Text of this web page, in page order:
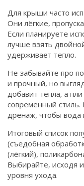
Для крыши часто
Они лёгкие,
Если планируете
лучше взять
удерживает тепло.
Не забывайте про
и прочный, но
добавит тепла, а
современный стиль.
дренаж, чтобы вода
Итоговый список
(съедобная
(лёгкий),
Выбирайте, исходя
уровня ухода.